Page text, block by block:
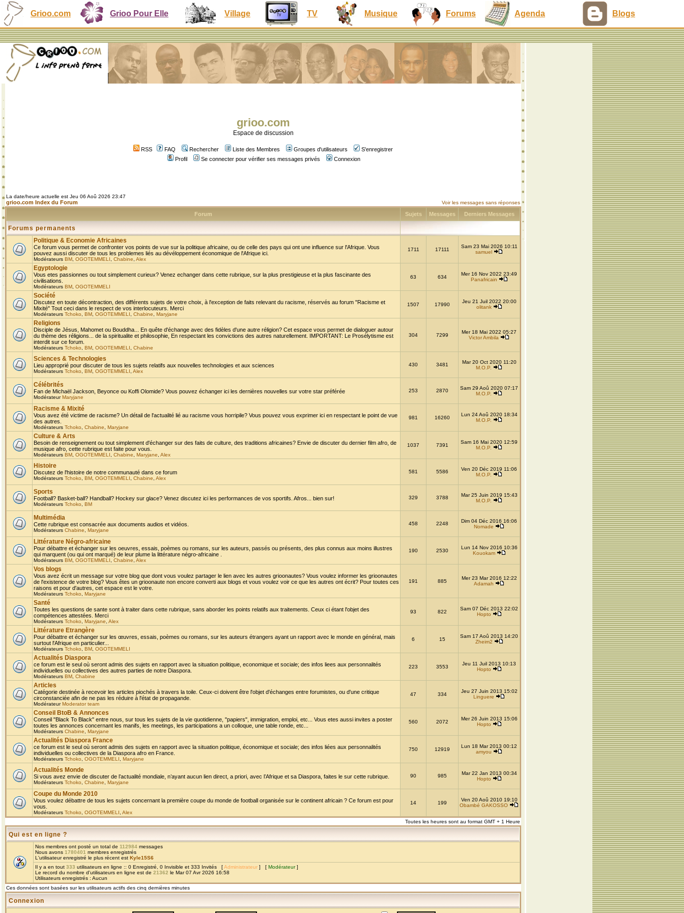
Grioo.com Grioo Pour Elle Village TV Musique Forums Agenda Blogs
grioo.com
Espace de discussion
RSS FAQ Rechercher Liste des Membres Groupes d'utilisateurs
S'enregistrer
Profil
Se connecter pour vérifier ses messages privés Connexion
La date/heure actuelle est Jeu 06 Aoû 2026 23:47
grioo.com Index du Forum Voir les messages sans réponses
Forum Sujets Messages Derniers Messages
Forums permanents
Politique & Economie Africaines
Ce forum vous permet de confronter vos points de vue sur la politique africaine, ou de celle des pays qui ont une influence sur l'Afrique. Vous
pouvez aussi discuter de tous les problemes liés au dévéloppement économique de l'Afrique ici.
Modérateurs BM OGOTEMMELI Chabine Alex
1711 17111
Sam 23 Mai 2026 10:11
samuel
Egyptologie
Vous etes passionnes ou tout simplement curieux? Venez echanger dans cette rubrique, sur la plus prestigieuse et la plus fascinante des
civilisations.
Modérateurs BM OGOTEMMELI
63 634
Mer 16 Nov 2022 23:49
Panafricain
Société
Discutez en toute décontraction, des différents sujets de votre choix, à l'exception de faits relevant du racisme, réservés au forum "Racisme et
Mixité" Tout ceci dans le respect de vos interlocuteurs. Merci
Modérateurs Tchoko BM OGOTEMMELI Chabine Maryjane
1507 17990
Jeu 21 Juil 2022 20:00
olitank
Religions
Disciple de Jésus, Mahomet ou Bouddha... En quête d'échange avec des fidèles d'une autre réligion? Cet espace vous permet de dialoguer autour
du thème des réligions... de la spiritualite et philosophie, En respectant les convictions des autres naturellement. IMPORTANT: Le Prosélytisme est
interdit sur ce forum.
Modérateurs Tchoko BM OGOTEMMELI Chabine
304 7299
Mer 18 Mai 2022 05:27
Victor Ambila
Sciences & Technologies
Lieu approprié pour discuter de tous les sujets relatifs aux nouvelles technologies et aux sciences
Modérateurs Tchoko BM OGOTEMMELI Alex
430 3481
Mar 20 Oct 2020 11:20
M.O.P.
Célébrités
Fan de Michaël Jackson, Beyonce ou Koffi Olomide? Vous pouvez échanger ici les dernières nouvelles sur votre star préférée
ModérateurMaryjane
253 2870
Sam 29 Aoû 2020 07:17
M.O.P.
Racisme & Mixité
Vous avez été victime de racisme? Un détail de l'actualité lié au racisme vous horripile? Vous pouvez vous exprimer ici en respectant le point de vue
des autres.
Modérateurs Tchoko Chabine Maryjane
981 16260
Lun 24 Aoû 2020 18:34
M.O.P.
Culture & Arts
Besoin de renseignement ou tout simplement d'échanger sur des faits de culture, des traditions africaines? Envie de discuter du dernier film afro, de
musique afro, cette rubrique est faite pour vous.
Modérateurs BM OGOTEMMELI Chabine Maryjane Alex
1037 7391
Sam 16 Mai 2020 12:59
M.O.P.
Histoire
Discutez de l'histoire de notre communauté dans ce forum
Modérateurs Tchoko BM OGOTEMMELI Chabine Alex
581 5586
Ven 20 Déc 2019 11:06
M.O.P.
Sports
Football? Basket-ball? Handball? Hockey sur glace? Venez discutez ici les performances de vos sportifs. Afros... bien sur!
Modérateurs Tchoko BM
329 3788
Mar 25 Juin 2019 15:43
M.O.P.
Multimédia
Cette rubrique est consacrée aux documents audios et vidéos.
Modérateurs Chabine Maryjane
458 2248
Dim 04 Déc 2016 16:06
Nomade
Littérature Négro-africaine
Pour débattre et échanger sur les oeuvres, essais, poèmes ou romans, sur les auteurs, passés ou présents, des plus connus aux moins illustres
qui marquent (ou qui ont marqué) de leur plume la littérature négro-africaine .
Modérateurs BM OGOTEMMELI Chabine Alex
190 2530
Lun 14 Nov 2016 10:36
Kouokam
Vos blogs
Vous avez écrit un message sur votre blog que dont vous voulez partager le lien avec les autres grioonautes? Vous voulez informer les grioonautes
de l'existence de votre blog? Vous êtes un grioonaute non encore converti aux blogs et vous voulez voir ce que les autres ont écrit? Pour toutes ces
raisons et pour d'autres, cet espace est le votre.
Modérateurs Tchoko Maryjane
191 885
Mer 23 Mar 2016 12:22
Adamah
Santé
Toutes les questions de sante sont à traiter dans cette rubrique, sans aborder les points relatifs aux traitements. Ceux ci étant l'objet des
compétences attestées. Merci
Modérateurs Tchoko Maryjane Alex
93 822
Sam 07 Déc 2013 22:02
Hopto
Littérature Etrangère
Pour débattre et échanger sur les œuvres, essais, poèmes ou romans, sur les auteurs étrangers ayant un rapport avec le monde en général, mais
surtout l'Afrique en particulier...
Modérateurs Tchoko BM OGOTEMMELI
6 15
Sam 17 Aoû 2013 14:20
Zheim2
Actualités Diaspora
ce forum est le seul où seront admis des sujets en rapport avec la situation politique, economique et sociale; des infos liees aux personnalités
individuelles ou collectives des autres parties de notre Diaspora.
Modérateurs BM Chabine
223 3553
Jeu 11 Juil 2013 10:13
Hopto
Articles
Catégorie destinée à recevoir les articles piochés à travers la toile. Ceux-ci doivent être l'objet d'échanges entre forumistes, ou d'une critique
circonstanciée afin de ne pas les réduire à l'état de propagande.
ModérateurModerator team
47 334
Jeu 27 Juin 2013 15:02
Linguere
Conseil BtoB & Annonces
Conseil "Black To Black" entre nous, sur tous les sujets de la vie quotidienne, "papiers", immigration, emploi, etc... Vous etes aussi invites a poster
toutes les annonces concernant les manifs, les meetings, les participations a un colloque, une table ronde, etc...
Modérateurs Chabine Maryjane
560 2072
Mer 26 Juin 2013 15:06
Hopto
Actualités Diaspora France
ce forum est le seul où seront admis des sujets en rapport avec la situation politique, économique et sociale; des infos liées aux personnalités
individuelles ou collectives de la Diaspora afro en France.
Modérateurs Tchoko OGOTEMMELI Maryjane
750 12919
Lun 18 Mar 2013 00:12
amyou
Actualités Monde
Si vous avez envie de discuter de l’actualité mondiale, n’ayant aucun lien direct, a priori, avec l’Afrique et sa Diaspora, faites le sur cette rubrique.
Modérateurs Tchoko Chabine Maryjane
90 985
Mar 22 Jan 2013 00:34
Hopto
Coupe du Monde 2010
Vous voulez débattre de tous les sujets concernant la première coupe du monde de football organisée sur le continent africain ? Ce forum est pour
vous.
Modérateurs Tchoko OGOTEMMELI Alex
14 199
Ven 20 Aoû 2010 19:10
Obambé GAKOSSO
Toutes les heures sont au format GMT + 1 Heure
Qui est en ligne ?
Nos membres ont posté un total de 112984 messages
Nous avons 1780401 membres enregistrés
L'utilisateur enregistré le plus récent est Kyle15S6
Il y a en tout 333 utilisateurs en ligne :: 0 Enregistré, 0 Invisible et 333 Invités [Administrateur ] [ Modérateur]
Le record du nombre d'utilisateurs en ligne est de 21362 le Mar 07 Avr 2026 16:58
Utilisateurs enregistrés : Aucun
Ces données sont basées sur les utilisateurs actifs des cinq dernières minutes
Connexion